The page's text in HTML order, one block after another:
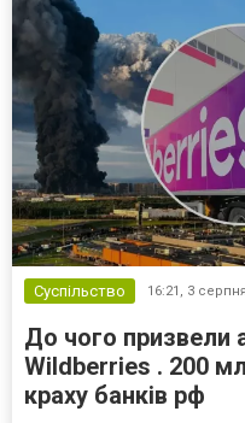
Суспільство 16:21, 3 серпня
До чого призвели
Wildberries . 200
краху банків рф